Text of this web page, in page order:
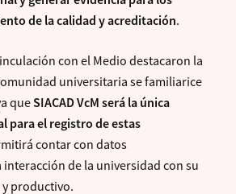
de la calidad y acreditación.
con el Medio destacaron la
universitaria se familiarice
queSIACAD VcM será la única
para el registro de estas
contar con datos
de la universidad con su
productivo.